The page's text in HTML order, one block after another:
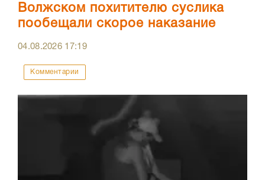
Волжском похитителю суслика
пообещали скорое наказание
04.08.2026 17:19
Комментарии